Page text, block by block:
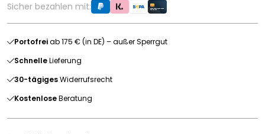
Sicher bezahlen mit:
Portofreiab 175 € (in DE) – außer Sperrgut
SchnelleLieferung
30-tägigesWiderrufsrecht
KostenloseBeratung